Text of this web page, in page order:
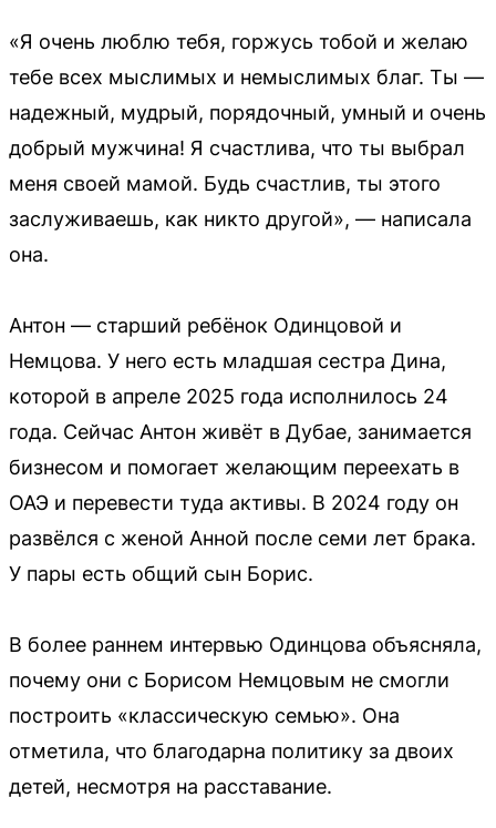
«Я очень люблю тебя, горжусь тобой и желаю
тебе всех мыслимых и немыслимых благ. Ты —
надежный, мудрый, порядочный, умный и очень
добрый мужчина! Я счастлива, что ты выбрал
меня своей мамой. Будь счастлив, ты этого
заслуживаешь, как никто другой», — написала
она.
Антон — старший ребёнок Одинцовой и
Немцова. У него есть младшая сестра Дина,
которой в апреле 2025 года исполнилось 24
года. Сейчас Антон живёт в Дубае, занимается
бизнесом и помогает желающим переехать в
ОАЭ и перевести туда активы. В 2024 году он
развёлся с женой Анной после семи лет брака.
У пары есть общий сын Борис.
В более раннем интервью Одинцова объясняла,
почему они с Борисом Немцовым не смогли
построить «классическую семью». Она
отметила, что благодарна политику за двоих
детей, несмотря на расставание.